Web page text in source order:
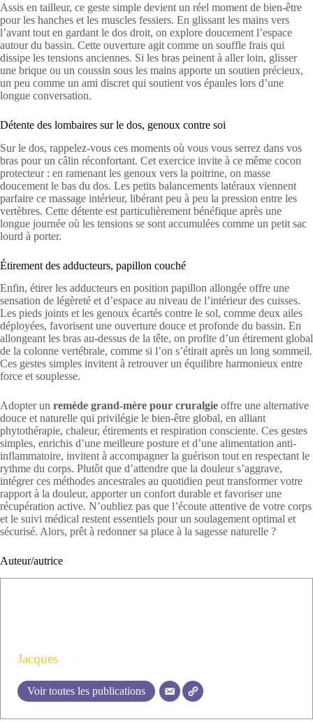
Assis en tailleur, ce geste simple devient un réel moment de bien-être
pour les hanches et les muscles fessiers. En glissant les mains vers
l’avant tout en gardant le dos droit, on explore doucement l’espace
autour du bassin. Cette ouverture agit comme un souffle frais qui
dissipe les tensions anciennes. Si les bras peinent à aller loin, glisser
une brique ou un coussin sous les mains apporte un soutien précieux,
un peu comme un ami discret qui soutient vos épaules lors d’une
longue conversation.
Détente des lombaires sur le dos, genoux contre soi
Sur le dos, rappelez-vous ces moments où vous vous serrez dans vos
bras pour un câlin réconfortant. Cet exercice invite à ce même cocon
protecteur : en ramenant les genoux vers la poitrine, on masse
doucement le bas du dos. Les petits balancements latéraux viennent
parfaire ce massage intérieur, libérant peu à peu la pression entre les
vertèbres. Cette détente est particulièrement bénéfique après une
longue journée où les tensions se sont accumulées comme un petit sac
lourd à porter.
Étirement des adducteurs, papillon couché
Enfin, étirer les adducteurs en position papillon allongée offre une
sensation de légèreté et d’espace au niveau de l’intérieur des cuisses.
Les pieds joints et les genoux écartés contre le sol, comme deux ailes
déployées, favorisent une ouverture douce et profonde du bassin. En
allongeant les bras au-dessus de la tête, on profite d’un étirement global
de la colonne vertébrale, comme si l’on s’étirait après un long sommeil.
Ces gestes simples invitent à retrouver un équilibre harmonieux entre
force et souplesse.
Adopter un remède grand-mère pour cruralgie offre une alternative
douce et naturelle qui privilégie le bien-être global, en alliant
phytothérapie, chaleur, étirements et respiration consciente. Ces gestes
simples, enrichis d’une meilleure posture et d’une alimentation anti-
inflammatoire, invitent à accompagner la guérison tout en respectant le
rythme du corps. Plutôt que d’attendre que la douleur s’aggrave,
intégrer ces méthodes ancestrales au quotidien peut transformer votre
rapport à la douleur, apporter un confort durable et favoriser une
récupération active. N’oubliez pas que l’écoute attentive de votre corps
et le suivi médical restent essentiels pour un soulagement optimal et
sécurisé. Alors, prêt à redonner sa place à la sagesse naturelle ?
Auteur/autrice
Jacques
Voir toutes les publications